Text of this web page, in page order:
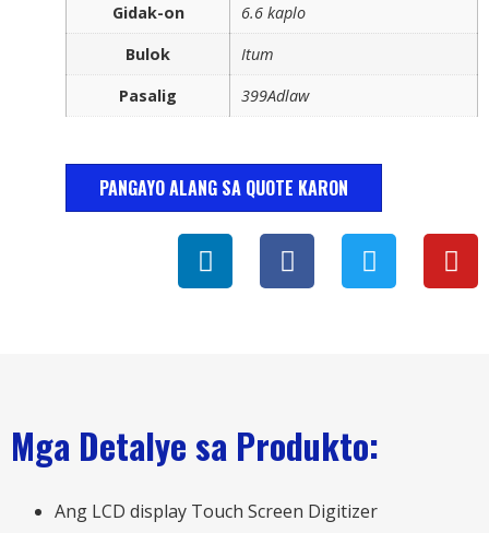
Gidak-on
6.6 kaplo
Bulok
Itum
Pasalig
399Adlaw
PANGAYO ALANG SA QUOTE KARON
Mga Detalye sa Produkto:
Ang LCD display Touch Screen Digitizer